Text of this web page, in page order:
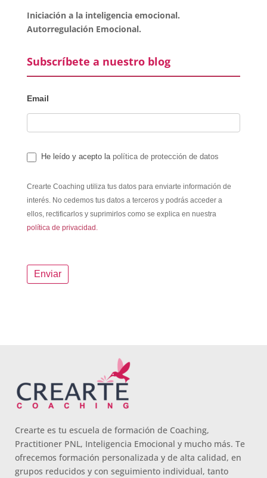
Iniciación a la inteligencia emocional.
Autorregulación Emocional.
Subscríbete a nuestro blog
Email
He leído y acepto la política de protección de datos
Crearte Coaching utiliza tus datos para enviarte información de
interés. No cedemos tus datos a terceros y podrás acceder a
ellos, rectificarlos y suprimirlos como se explica en nuestra
política de privacidad.
Crearte es tu escuela de formación de Coaching,
Practitioner PNL, Inteligencia Emocional y mucho más. Te
ofrecemos formación personalizada y de alta calidad, en
grupos reducidos y con seguimiento individual, tanto